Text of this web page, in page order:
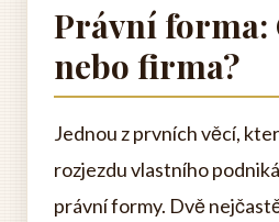
Právní forma:
nebo firma?
Jednou z prvních věcí,
rozjezdu vlastního
právní formy. Dvě